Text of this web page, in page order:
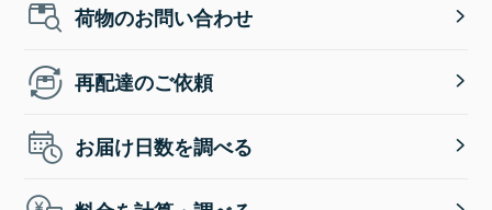
荷物のお問い合わせ
再配達のご依頼
お届け日数を調べる